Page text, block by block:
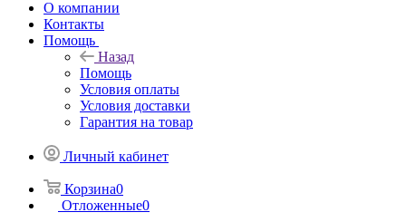
О компании
Контакты
Помощь
Назад
Помощь
Условия оплаты
Условия доставки
Гарантия на товар
Личный кабинет
Корзина0
Отложенные0